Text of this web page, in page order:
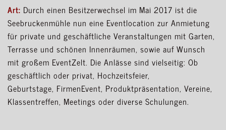
Art: Durch einen Besitzerwechsel im Mai 2017 ist die
Seebruckenmühle nun eine Eventlocation zur Anmietung
für private und geschäftliche Veranstaltungen mit Garten,
Terrasse und schönen Innenräumen, sowie auf Wunsch
mit großem EventZelt. Die Anlässe sind vielseitig: Ob
geschäftlich oder privat, Hochzeitsfeier,
Geburtstage, FirmenEvent, Produktpräsentation, Vereine,
Klassentreffen, Meetings oder diverse Schulungen.